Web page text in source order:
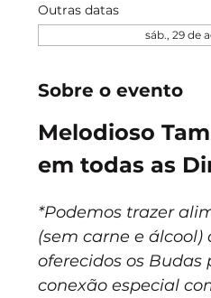
Outras datas
sáb., 29 de
Sobre o evento
Melodioso
em todas as
*Podemos trazer
(sem carne e álcool)
oferecidos os
conexão especial